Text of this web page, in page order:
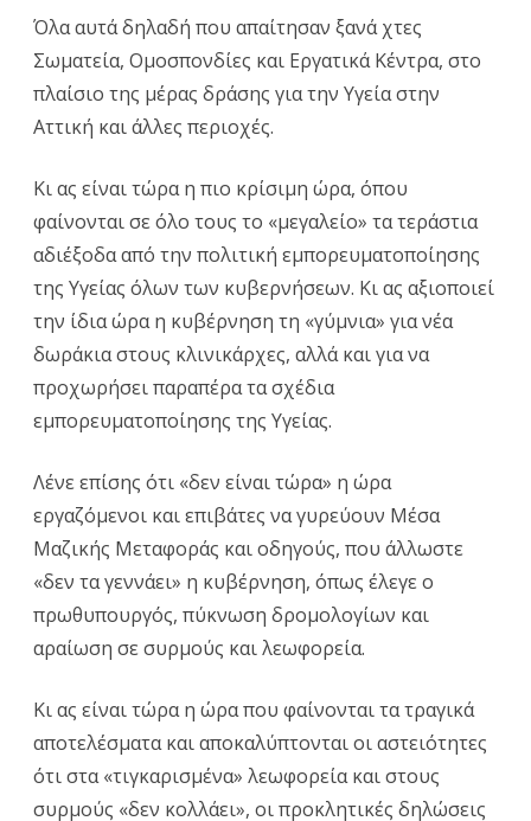
Όλα αυτά δηλαδή που απαίτησαν ξανά χτες
Σωματεία, Ομοσπονδίες και Εργατικά Κέντρα, στο
πλαίσιο της μέρας δράσης για την Υγεία στην
Αττική και άλλες περιοχές.
Κι ας είναι τώρα η πιο κρίσιμη ώρα, όπου
φαίνονται σε όλο τους το «μεγαλείο» τα τεράστια
αδιέξοδα από την πολιτική εμπορευματοποίησης
της Υγείας όλων των κυβερνήσεων. Κι ας αξιοποιεί
την ίδια ώρα η κυβέρνηση τη «γύμνια» για νέα
δωράκια στους κλινικάρχες, αλλά και για να
προχωρήσει παραπέρα τα σχέδια
εμπορευματοποίησης της Υγείας.
Λένε επίσης ότι «δεν είναι τώρα» η ώρα
εργαζόμενοι και επιβάτες να γυρεύουν Μέσα
Μαζικής Μεταφοράς και οδηγούς, που άλλωστε
«δεν τα γεννάει» η κυβέρνηση, όπως έλεγε ο
πρωθυπουργός, πύκνωση δρομολογίων και
αραίωση σε συρμούς και λεωφορεία.
Κι ας είναι τώρα η ώρα που φαίνονται τα τραγικά
αποτελέσματα και αποκαλύπτονται οι αστειότητες
ότι στα «τιγκαρισμένα» λεωφορεία και στους
συρμούς «δεν κολλάει», οι προκλητικές δηλώσεις